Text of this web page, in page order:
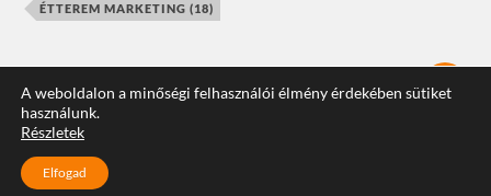
ÉTTEREM MARKETING (18)
© 2026
CREATED BY
A weboldalon a minőségi felhasználói élmény érdekében sütiket
használunk.
Részletek
Elfogad